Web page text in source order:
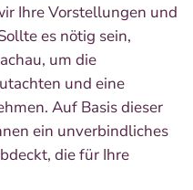
Ihre Vorstellungen und
es nötig sein,
um die
und eine
Auf Basis dieser
ein unverbindliches
die für Ihre